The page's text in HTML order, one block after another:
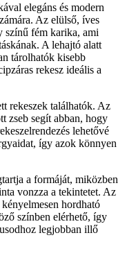
elegáns és modern
Az elülső, íves
színű fém karika, ami
A lehajtó alatt
tárolhatók kisebb
rekesz ideális a
rekeszek találhatók. Az
zseb segít abban, hogy
lehetővé
így azok könnyen
a formáját, miközben
vonzza a tekintetet. Az
hordható
színben elérhető, így
legjobban illő